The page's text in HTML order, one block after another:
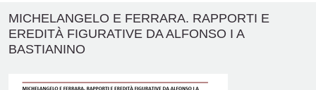
MICHELANGELO E FERRARA. RAPPORTI E
EREDITÀ FIGURATIVE DA ALFONSO I A
BASTIANINO